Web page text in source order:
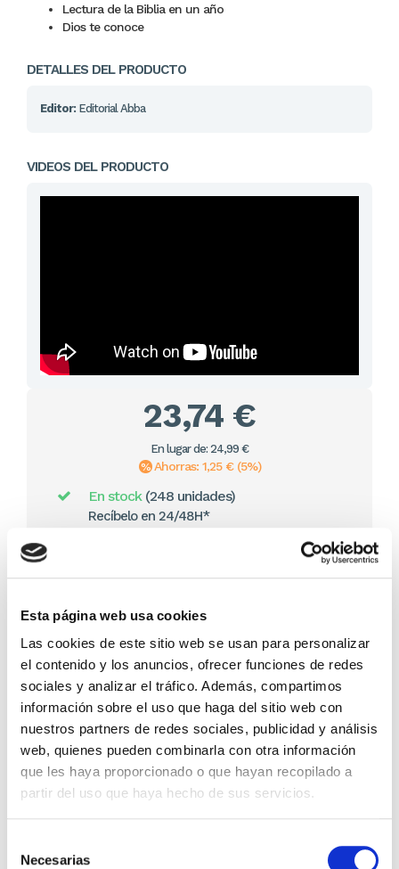
Esta página web usa cookies
Las cookies de este sitio web se usan para personalizar
el contenido y los anuncios, ofrecer funciones de redes
sociales y analizar el tráfico. Además, compartimos
información sobre el uso que haga del sitio web con
nuestros partners de redes sociales, publicidad y análisis
web, quienes pueden combinarla con otra información
que les haya proporcionado o que hayan recopilado a
partir del uso que haya hecho de sus servicios.
Necesarias
Lectura de la Biblia en un año
Dios te conoce
DETALLES DEL PRODUCTO
Editor: Editorial Abba
VIDEOS DEL PRODUCTO
23,74 €
En lugar de: 24,99 €
Ahorras: 1,25 € (5%)
En stock (248 unidades)
Recíbelo en 24/48H*
Importante:Envío gratis a Penínsulaen pedidos de + 30€
(SIN IVA)
Artículos relacionados